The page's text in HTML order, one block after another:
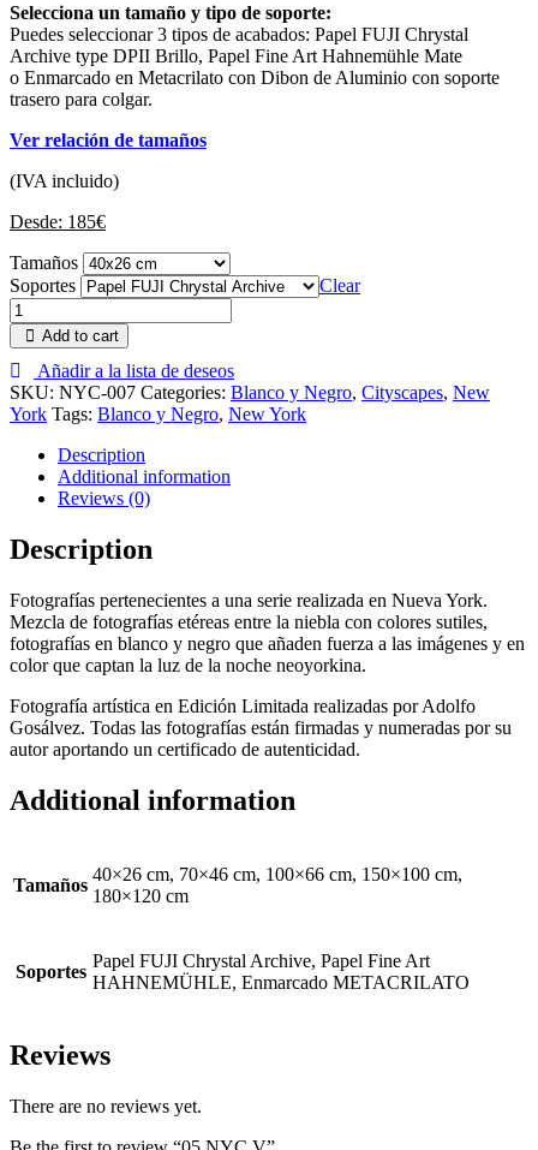
Selecciona un tamaño y tipo de soporte:
Puedes seleccionar 3 tipos de acabados: Papel FUJI Chrystal
Archive type DPII Brillo, Papel Fine Art Hahnemühle Mate
o Enmarcado en Metacrilato con Dibon de Aluminio con soporte
trasero para colgar.
Ver relación de tamaños
(IVA incluido)
Desde: 185€
Tamaños
Soportes
Clear
Add to cart
Añadir a la lista de deseos
SKU: NYC-007 Categories: Blanco y Negro, Cityscapes, New
York Tags: Blanco y Negro, New York
Description
Additional information
Reviews (0)
Description
Fotografías pertenecientes a una serie realizada en Nueva York.
Mezcla de fotografías etéreas entre la niebla con colores sutiles,
fotografías en blanco y negro que añaden fuerza a las imágenes y en
color que captan la luz de la noche neoyorkina.
Fotografía artística en Edición Limitada realizadas por Adolfo
Gosálvez. Todas las fotografías están firmadas y numeradas por su
autor aportando un certificado de autenticidad.
Additional information
Tamaños
40×26 cm, 70×46 cm, 100×66 cm, 150×100 cm,
180×120 cm
Soportes
Papel FUJI Chrystal Archive, Papel Fine Art
HAHNEMÜHLE, Enmarcado METACRILATO
Reviews
There are no reviews yet.